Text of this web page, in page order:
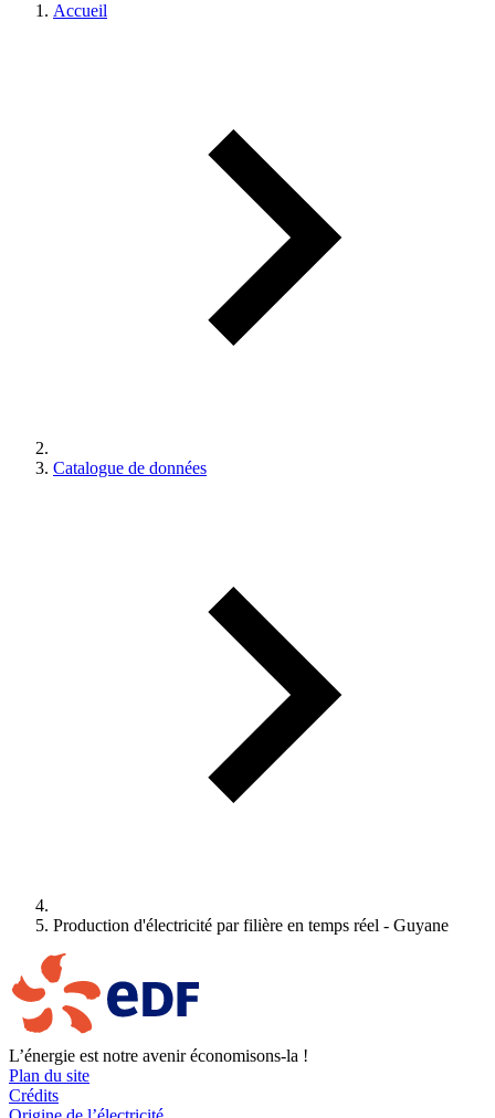
Accueil
Catalogue de données
Production d'électricité par filière en temps réel - Guyane
L’énergie est notre avenir économisons-la !
Plan du site
Crédits